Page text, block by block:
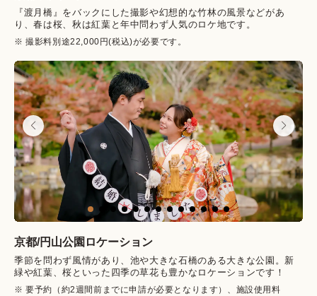
『渡月橋』をバックにした撮影や幻想的な竹林の風景などがあ
り、春は桜、秋は紅葉と年中問わず人気のロケ地です。
※ 撮影料別途22,000円(税込)が必要です。
京都/円山公園 ロケーション
季節を問わず風情があり、池や大きな石橋のある大きな公園。新
緑や紅葉、桜といった四季の草花も豊かなロケーションです！
※ 要予約（約2週間前までに申請が必要となります）、施設使用料